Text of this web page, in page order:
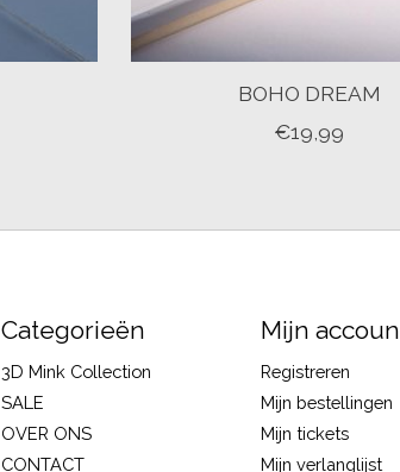
BOHO DREAM
€19,99
Categorieën
3D Mink Collection
SALE
OVER ONS
CONTACT
Mijn
Registreren
Mijn bestellingen
Mijn tickets
Mijn verlanglijst